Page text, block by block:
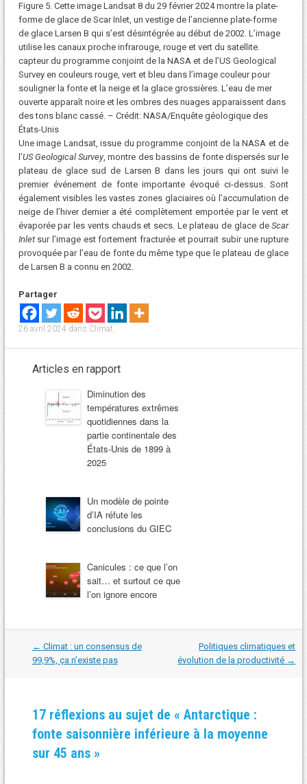
Figure 5. Cette image Landsat 8 du 29 février 2024 montre la plate-
forme de glace de Scar Inlet, un vestige de l’ancienne plate-forme
de glace Larsen B qui s’est désintégrée au début de 2002. L’image
utilise les canaux proche infrarouge, rouge et vert du satellite.
capteur du programme conjoint de la NASA et de l’US Geological
Survey en couleurs rouge, vert et bleu dans l’image couleur pour
souligner la fonte et la neige et la glace grossières. L’eau de mer
ouverte apparaît noire et les ombres des nuages ​​apparaissent dans
des tons blanc cassé. – Crédit: NASA/Enquête géologique des
États-Unis
Une image Landsat, issue du programme conjoint de la NASA et de
l’US Geological Survey, montre des bassins de fonte dispersés sur le
plateau de glace sud de Larsen B dans les jours qui ont suivi le
premier événement de fonte importante évoqué ci-dessus. Sont
également visibles les vastes zones glaciaires où l’accumulation de
neige de l’hiver dernier a été complètement emportée par le vent et
évaporée par les vents chauds et secs. Le plateau de glace deScar
Inletsur l’image est fortement fracturée et pourrait subir une rupture
provoquée par l’eau de fonte du même type que le plateau de glace
de Larsen B a connu en 2002.
Partager
26 avril 2024 dans Climat
Articles en rapport
Diminution des
températures extrêmes
quotidiennes dans la
partie continentale des
États-Unis de 1899 à
2025
Un modèle de pointe
d’IA réfute les
conclusions du GIEC
Canicules : ce que l’on
sait… et surtout ce que
l’on ignore encore
Navigation
dans
les
← Climat : un consensus de
99,9%, ça n’existe pas
Politiques climatiques et
évolution de la productivité →
17 réflexions au sujet de « Antarctique :
fonte saisonnière inférieure à la moyenne
sur 45 ans»